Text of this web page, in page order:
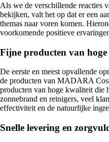
Als we de verschillende
bekijken, valt het op dat er een
themas naar voren komen.
voorkomende positieve
Fijne producten van
De eerste en meest opvallende
de producten van MADARA
producten van hoge kwaliteit die
zonnebrand en reinigers, veel
effectiviteit en de natuurlijke
Snelle levering en